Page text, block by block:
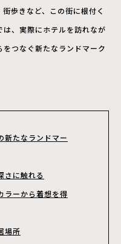
歩きなど、この街に根付く
、実際にホテルを訪れなが
つなぐ新たなランドマーク
新たなランドマー
さに触れる
ラーから着想を得
場所